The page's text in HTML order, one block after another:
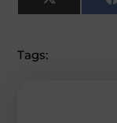
X
(Twitter)
Tags: